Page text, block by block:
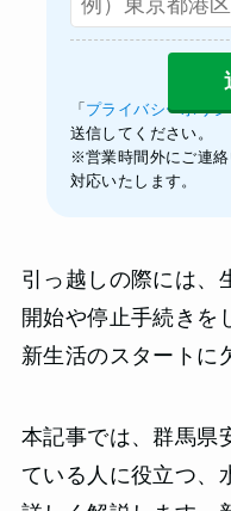
「 プライバシーポリ
送信してください。
※営業時間外にご連
対応いたします。
引っ越しの際には、
開始や停止手続きを
新生活のスタートに
本記事では、群馬県
ている人に役立つ、